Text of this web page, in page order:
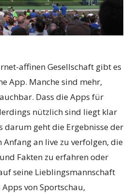
affinen Gesellschaft gibt es
App. Manche sind mehr,
Dass die Apps für
nützlich sind liegt klar
darum geht die Ergebnisse der
Anfang an live zu verfolgen, die
Fakten zu erfahren oder
seine Lieblingsmannschaft
von Sportschau,